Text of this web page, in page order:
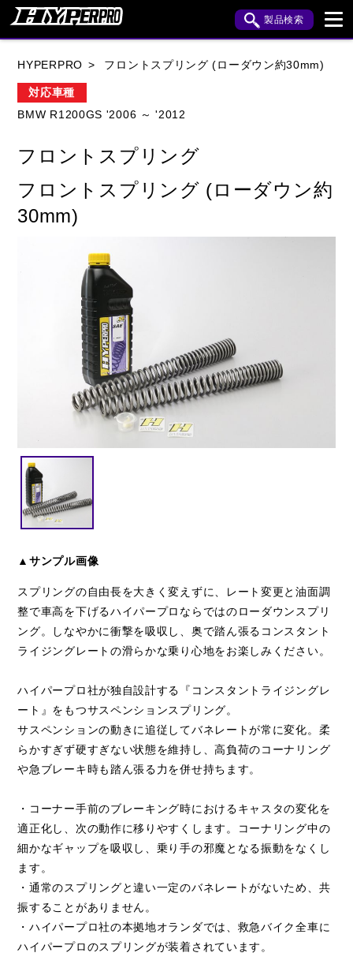
製品検索
BUELL
KTM
MV AGUSTA
TRIUMPH
閉じる
HYPERPRO フロントスプリング (ローダウン約30mm)
対応車種
BMW R1200GS '2006 ～ '2012
フロントスプリング
フロントスプリング (ローダウン約
30mm)
▲サンプル画像
スプリングの自由長を大きく変えずに、レート変更と油面調
整で車高を下げるハイパープロならではのローダウンスプリ
ング。しなやかに衝撃を吸収し、奥で踏ん張るコンスタント
ライジングレートの滑らかな乗り心地をお楽しみください。
ハイパープロ社が独自設計する『コンスタントライジングレ
ート』をもつサスペンションスプリング。
サスペンションの動きに追従してバネレートが常に変化。柔
らかすぎず硬すぎない状態を維持し、高負荷のコーナリング
や急ブレーキ時も踏ん張る力を併せ持ちます。
・コーナー手前のブレーキング時におけるキャスタの変化を
適正化し、次の動作に移りやすくします。コーナリング中の
細かなギャップを吸収し、乗り手の邪魔となる振動をなくし
ます。
・通常のスプリングと違い一定のバネレートがないため、共
振することがありません。
・ハイパープロ社の本拠地オランダでは、救急バイク全車に
ハイパープロのスプリングが装着されています。